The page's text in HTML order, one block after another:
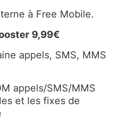
à Free Mobile.
9,99€
appels, SMS, MMS
appels/SMS/MMS
et les fixes de